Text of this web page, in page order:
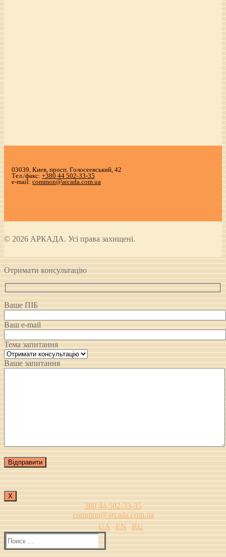
03039, Киев, просп. Голосеевський, 42
Тел./факс: +380 44 502-33-35
e-mail: common@arcada.com.ua
© 2026 АРКАДА. Усі права захищені.
Отримати консультацію
Ваше ПІБ
Ваш e-mail
Тема запитання
Ваше запитання
Х
380 44 502-33-35
common@arcada.com.ua
UA
EN
RU
Найти: